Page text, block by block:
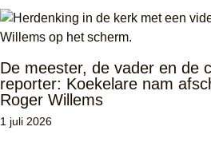
De meester, de vader en de
reporter: Koekelare nam
Roger Willems
1 juli 2026